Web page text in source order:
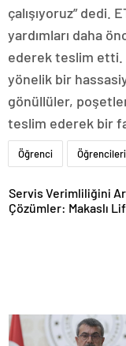
çalışıyoruz” dedi.
yardımları daha
ederek teslim etti.
yönelik bir
gönüllüler,
teslim ederek bir
Öğrenci Öğrencileri
Servis Verimliliğini
Çözümler: Makaslı